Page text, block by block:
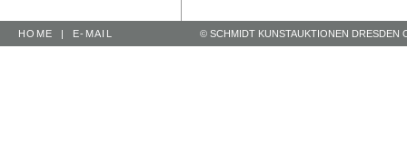
HOME | E-MAIL © SCHMIDT KUNSTAUKTIONEN DRESDEN